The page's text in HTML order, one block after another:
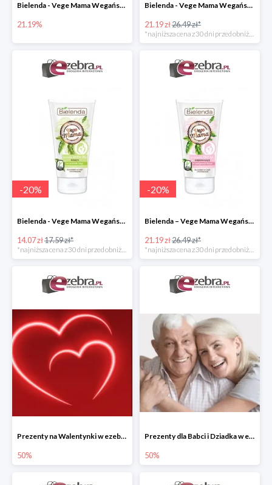
Bielenda - Vege Mama Wegański balsam natłuszczający na brzuch
21.19%
Bielenda - Vege Mama Wegańskie serum wzmacniające przeciw rozstępom
21.19 zł26.49 zł*
*najniższa cena z 30 dni przed obniżką
-20%
Bielenda - Vege Mama Wegański kojący krem-żel na ociężałe nogi
14.07 zł17.59 zł*
-20%
Bielenda – Vege Mama Wegańskie serum ujędrniające do pielęgnacji biustu
21.19 zł26.49 zł*
Prezenty na Walentynki w ezebra.pl do -50%
50%
Prezenty dla Babci i Dziadka w ezebra.pl do -50%
50%